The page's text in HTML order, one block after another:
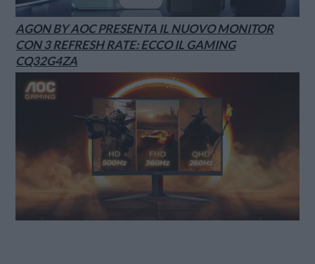
AGON BY AOC PRESENTA IL NUOVO MONITOR
CON 3 REFRESH RATE: ECCO IL GAMING
CQ32G4ZA